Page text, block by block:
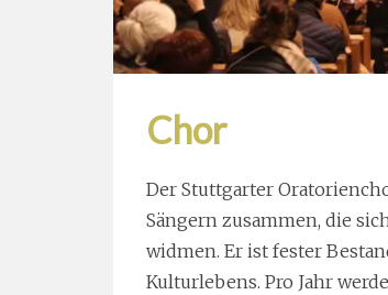
Chor
Der Stuttgarter
Sängern zusammen, die
widmen. Er ist fester
Kulturlebens. Pro Jahr